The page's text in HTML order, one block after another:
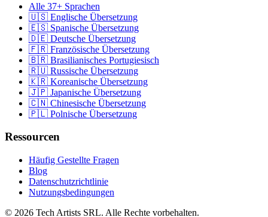
Alle 37+ Sprachen
🇺🇸 Englische Übersetzung
🇪🇸 Spanische Übersetzung
🇩🇪 Deutsche Übersetzung
🇫🇷 Französische Übersetzung
🇧🇷 Brasilianisches Portugiesisch
🇷🇺 Russische Übersetzung
🇰🇷 Koreanische Übersetzung
🇯🇵 Japanische Übersetzung
🇨🇳 Chinesische Übersetzung
🇵🇱 Polnische Übersetzung
Ressourcen
Häufig Gestellte Fragen
Blog
Datenschutzrichtlinie
Nutzungsbedingungen
© 2026 Tech Artists SRL. Alle Rechte vorbehalten.